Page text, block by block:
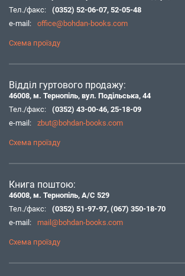
Тел./факс:
(0352) 52-06-07, 52-05-48
e-mail:
office@bohdan-books.com
Схема проїзду
Відділ гуртового продажу:
46008, м. Тернопіль, вул. Подільська, 44
Тел./факс:
(0352) 43-00-46, 25-18-09
e-mail:
zbut@bohdan-books.com
Схема проїзду
Книга поштою:
46008, м. Тернопіль, А/С 529
Тел./факс:
(0352) 51-97-97, (067) 350-18-70
e-mail:
mail@bohdan-books.com
Схема проїзду